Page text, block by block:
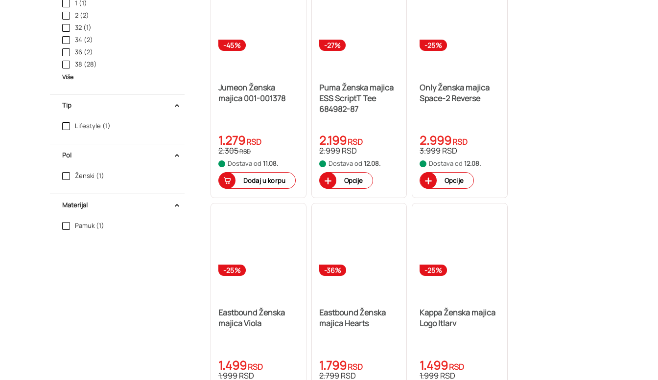
1 (1)
2 (2)
32 (1)
34 (2)
36 (2)
38 (28)
Više
Tip
Lifestyle (1)
Pol
Ženski (1)
Materijal
Pamuk (1)
-45%
Jumeon Ženska
majica 001-001378
1.279RSD
2.305RSD
Dostava od 11.08.
Dodaj u korpu
-27%
Puma Ženska majica
ESS ScriptT Tee
684982-87
2.199RSD
2.999RSD
Dostava od 12.08.
Opcije
-25%
Only Ženska majica
Space-2 Reverse
2.999RSD
3.999RSD
Dostava od 12.08.
Opcije
-25%
Eastbound Ženska
majica Viola
1.499RSD
1.999RSD
-36%
Eastbound Ženska
majica Hearts
1.799RSD
2.799RSD
-25%
Kappa Ženska majica
Logo Itlarv
1.499RSD
1.999RSD